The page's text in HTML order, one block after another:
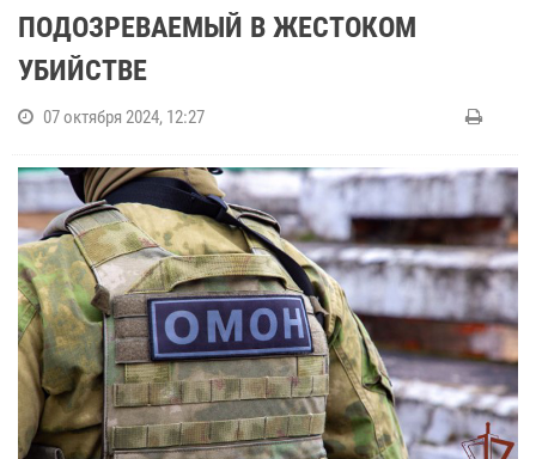
ПОДОЗРЕВАЕМЫЙ В ЖЕСТОКОМ
УБИЙСТВЕ
07 октября 2024, 12:27